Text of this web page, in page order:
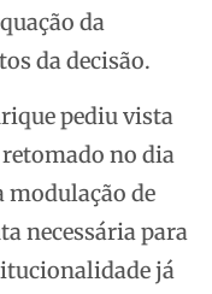
da
da decisão.
pediu vista
no dia
modulação de
necessária para
já